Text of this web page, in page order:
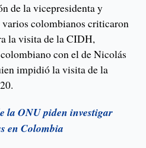
de la vicepresidenta y
colombianos criticaron
la visita de la CIDH,
con el de Nicolás
impidió la visita de la
la ONU piden investigar
en Colombia